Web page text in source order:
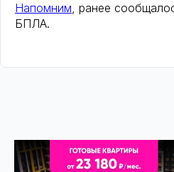
Напомним, ранее
БПЛА.